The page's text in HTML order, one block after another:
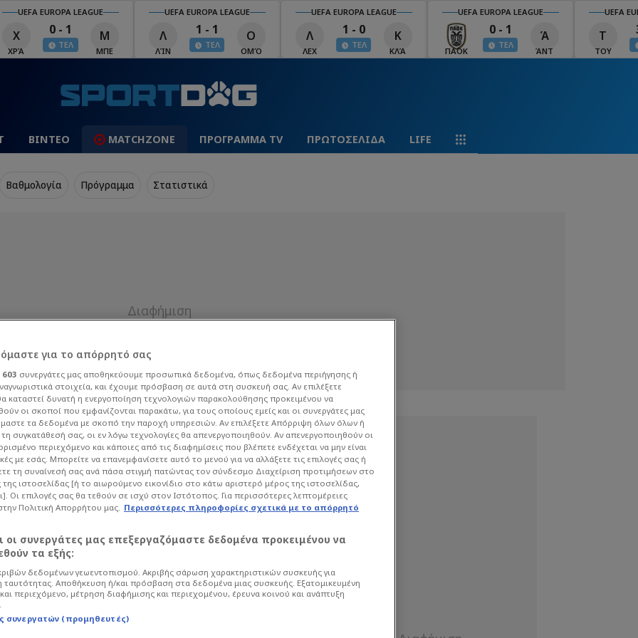
UEFA EUROPA LEAGUE
Χ
ΧΡΆ
0 - 1
ΤΕΛ
Μ
ΜΠΕ
UEFA EUROPA LEAGUE
Λ
ΛΊΝ
1 - 1
ΤΕΛ
Ο
ΟΜΌ
UEFA EUROPA LEAGUE
Λ
ΛΕΧ
1 - 0
ΤΕΛ
Κ
ΚΛΆ
UEFA EUROPA LEAGUE
ΠΑΟΚ
0 - 1
ΤΕΛ
Ά
ΆΝΤ
UEFA
Τ
ΤΟΥ
ΒΙΝΤΕΟ MATCHZONE ΠΡΟΓΡΑΜΜΑ TV ΠΡΩΤΟΣΕΛΙΔΑ LIFE
Βαθμολογία Πρόγραμμα Στατιστικά
για πρώην
- Βγάζει...
50 ματς!
των Ερυθρόλευκων με τον ίδιο να
μετρώντας 28 γκολ σε 50
για το απόρρητό σας
603 συνεργάτες μας αποθηκεύουμε προσωπικά δεδομένα, όπως δεδομένα περιήγησης ή
στοιχεία, και έχουμε πρόσβαση σε αυτά στη συσκευή σας. Αν επιλέξετε
καταστεί δυνατή η ενεργοποίηση τεχνολογιών παρακολούθησης προκειμένου να
οι σκοποί που εμφανίζονται παρακάτω, για τους οποίους εμείς και οι συνεργάτες μας
τα δεδομένα με σκοπό την παροχή υπηρεσιών. Αν επιλέξετε Απόρριψη όλων όλων ή
συγκατάθεσή σας, οι εν λόγω τεχνολογίες θα απενεργοποιηθούν. Αν απενεργοποιηθούν οι
περιεχόμενο και κάποιες από τις διαφημίσεις που βλέπετε ενδέχεται να μην είναι
με εσάς. Μπορείτε να επανεμφανίσετε αυτό το μενού για να αλλάξετε τις επιλογές σας ή
τη συναίνεσή σας ανά πάσα στιγμή πατώντας τον σύνδεσμο Διαχείριση προτιμήσεων στο
ιστοσελίδας [ή το αιωρούμενο εικονίδιο στο κάτω αριστερό μέρος της ιστοσελίδας,
Οι επιλογές σας θα τεθούν σε ισχύ στον Ιστότοπος. Για περισσότερες λεπτομέρειες
Πολιτική Απορρήτου μας. Περισσότερες πληροφορίες σχετικά με το απόρρητό
οι συνεργάτες μας επεξεργαζόμαστε δεδομένα προκειμένου να
τα εξής:
δεδομένων γεωεντοπισμού. Ακριβής σάρωση χαρακτηριστικών συσκευής για
ταυτότητας. Αποθήκευση ή/και πρόσβαση στα δεδομένα μιας συσκευής. Εξατομικευμένη
περιεχόμενο, μέτρηση διαφήμισης και περιεχομένου, έρευνα κοινού και ανάπτυξη
συνεργατών (προμηθευτές)